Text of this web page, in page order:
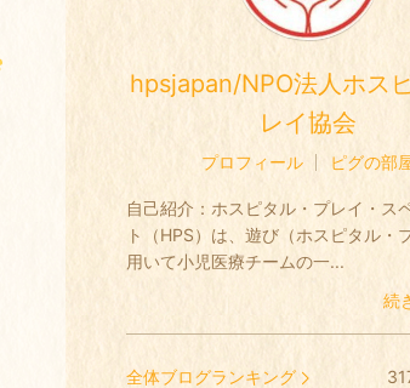
hpsjapan/NPO法人ホス
レイ協会
プロフィール ピグの部
自己紹介： ホスピタル・プレイ・ス
ト（HPS）は、遊び（ホスピタル・
用いて小児医療チームの一...
続
全体ブログランキング